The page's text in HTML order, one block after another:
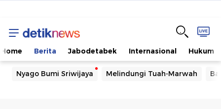
Home Berita Jabodetabek Internasional Hukum
Nyago Bumi Sriwijaya Melindungi Tuah-Marwah